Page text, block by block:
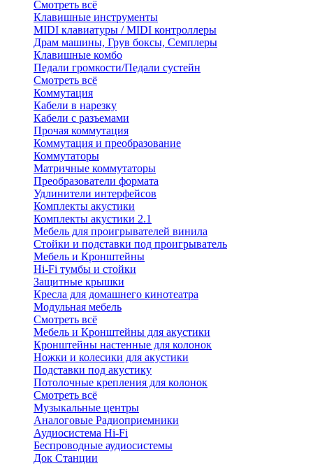
Смотреть всё
Клавишные инструменты
MIDI клавиатуры / MIDI контроллеры
Драм машины, Грув боксы, Семплеры
Клавишные комбо
Педали громкости/Педали сустейн
Смотреть всё
Коммутация
Кабели в нарезку
Кабели с разъемами
Прочая коммутация
Коммутация и преобразование
Коммутаторы
Матричные коммутаторы
Преобразователи формата
Удлинители интерфейсов
Комплекты акустики
Комплекты акустики 2.1
Мебель для проигрывателей винила
Стойки и подставки под проигрыватель
Мебель и Кронштейны
Hi-Fi тумбы и стойки
Защитные крышки
Кресла для домашнего кинотеатра
Модульная мебель
Смотреть всё
Мебель и Кронштейны для акустики
Кронштейны настенные для колонок
Ножки и колесики для акустики
Подставки под акустику
Потолочные крепления для колонок
Смотреть всё
Музыкальные центры
Аналоговые Радиоприемники
Аудиосистема Hi-Fi
Беспроводные аудиосистемы
Док Станции